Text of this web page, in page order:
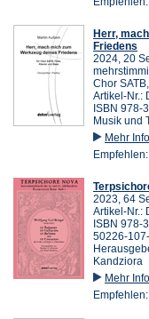
Herr,
Friedens
2024, 20
Chor
Artikel-Nr.:
ISBN 978-
Musik und
Mehr
Empfehlen:
2023, 64
Artikel-Nr.:
ISBN 978-
50226-
Kandziora
Mehr
Empfehlen: